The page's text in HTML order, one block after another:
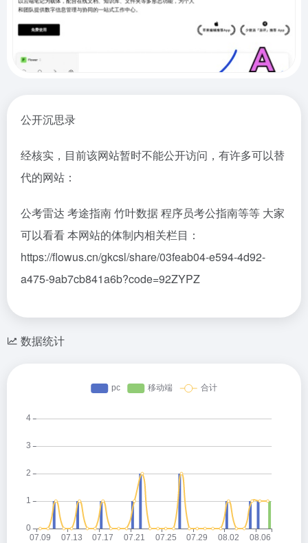
公开沉思录
经核实，目前该网站暂时不能公开访问，有许多可以替
代的网站：
公考雷达 考途指南 竹叶数据 程序员考公指南等等 大家
可以看看 本网站的体制内相关栏目：
https://flowus.cn/gkcsl/share/03feab04-e594-4d92-
a475-9ab7cb841a6b?code=92ZYPZ
数据统计